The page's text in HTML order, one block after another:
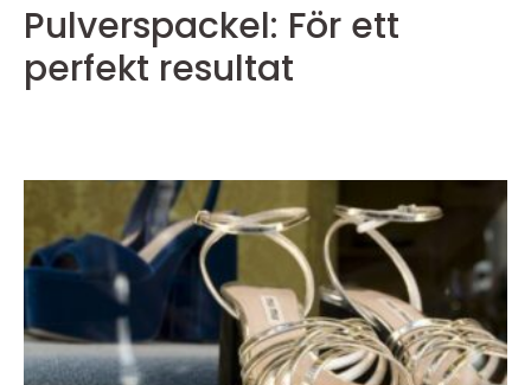
Pulverspackel: För ett
perfekt resultat